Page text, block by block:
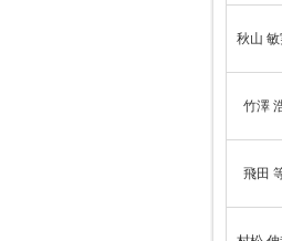
秋山 敏
竹澤
飛田